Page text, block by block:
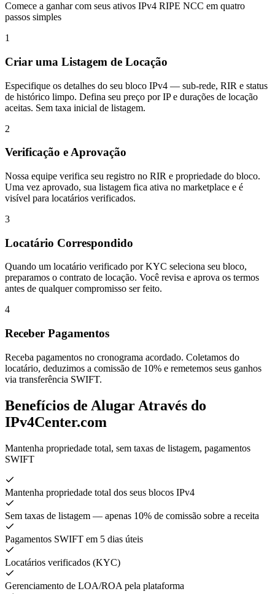
Comece a ganhar com seus ativos IPv4 RIPE NCC em quatro
passos simples
1
Criar uma Listagem de Locação
Especifique os detalhes do seu bloco IPv4 — sub-rede, RIR e status
de histórico limpo. Defina seu preço por IP e durações de locação
aceitas. Sem taxa inicial de listagem.
2
Verificação e Aprovação
Nossa equipe verifica seu registro no RIR e propriedade do bloco.
Uma vez aprovado, sua listagem fica ativa no marketplace e é
visível para locatários verificados.
3
Locatário Correspondido
Quando um locatário verificado por KYC seleciona seu bloco,
preparamos o contrato de locação. Você revisa e aprova os termos
antes de qualquer compromisso ser feito.
4
Receber Pagamentos
Receba pagamentos no cronograma acordado. Coletamos do
locatário, deduzimos a comissão de 10% e remetemos seus ganhos
via transferência SWIFT.
Benefícios de Alugar Através do
IPv4Center.com
Mantenha propriedade total, sem taxas de listagem, pagamentos
SWIFT
Mantenha propriedade total dos seus blocos IPv4
Sem taxas de listagem — apenas 10% de comissão sobre a receita
Pagamentos SWIFT em 5 dias úteis
Locatários verificados (KYC)
Gerenciamento de LOA/ROA pela plataforma